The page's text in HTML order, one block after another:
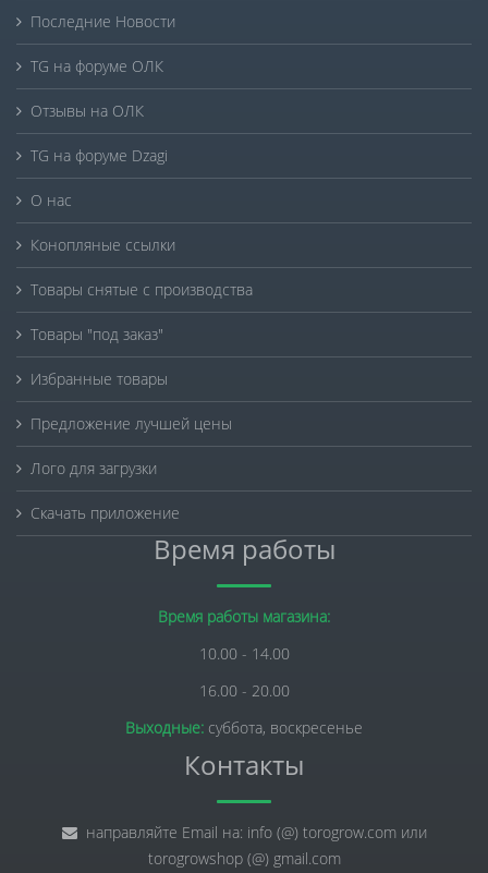
Последние Новости
TG на форуме ОЛК
Отзывы на ОЛК
TG на форуме Dzagi
О нас
Конопляные ссылки
Товары снятые с производства
Товары "под заказ"
Избранные товары
Предложение лучшей цены
Лого для загрузки
Скачать приложение
Время работы
Время работы магазина:
10.00 - 14.00
16.00 - 20.00
Выходные: суббота, воскресенье
Контакты
направляйте Email на: info (@) torogrow.com или
torogrowshop (@) gmail.com